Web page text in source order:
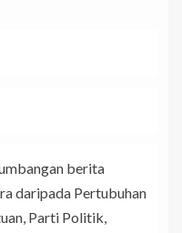
berita
daripada Pertubuhan
Parti Politik,